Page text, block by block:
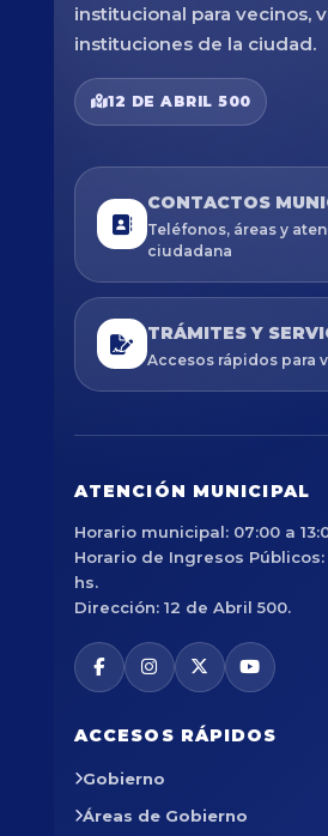
institucional para vecinos,
instituciones de la ciudad.
12 DE ABRIL 500
CONTACTOS
Teléfonos, áreas y
ciudadana
TRÁMITES Y
Accesos rápidos para
ATENCIÓN MUNICIPAL
Horario municipal: 07:00 a
Horario de Ingresos Públicos:
hs.
Dirección: 12 de Abril 500.
ACCESOS RÁPIDOS
Gobierno
Áreas de Gobierno